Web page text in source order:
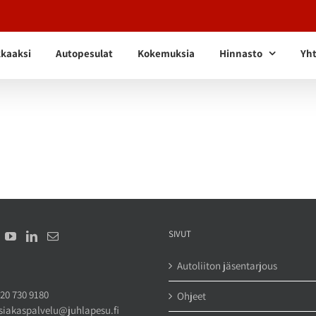
Autopesulat Kokemuksia Hinnasto
730 9180
SIVUT
Autoliiton jäsentarjous
Ohjeet